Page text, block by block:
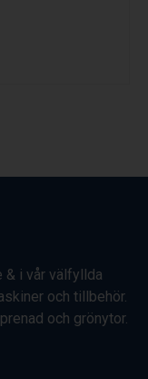
i vår välfyllda
och tillbehör.
och grönytor.